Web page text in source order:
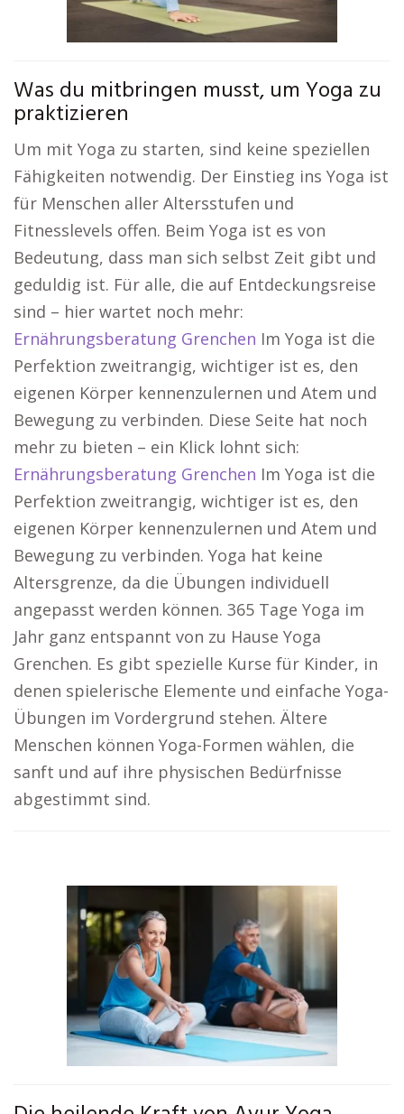
Was du mitbringen musst, um Yoga zu
praktizieren
Um mit Yoga zu starten, sind keine speziellen
Fähigkeiten notwendig. Der Einstieg ins Yoga ist
für Menschen aller Altersstufen und
Fitnesslevels offen. Beim Yoga ist es von
Bedeutung, dass man sich selbst Zeit gibt und
geduldig ist. Für alle, die auf Entdeckungsreise
sind – hier wartet noch mehr:
Ernährungsberatung Grenchen Im Yoga ist die
Perfektion zweitrangig, wichtiger ist es, den
eigenen Körper kennenzulernen und Atem und
Bewegung zu verbinden. Diese Seite hat noch
mehr zu bieten – ein Klick lohnt sich:
Ernährungsberatung Grenchen Im Yoga ist die
Perfektion zweitrangig, wichtiger ist es, den
eigenen Körper kennenzulernen und Atem und
Bewegung zu verbinden. Yoga hat keine
Altersgrenze, da die Übungen individuell
angepasst werden können. 365 Tage Yoga im
Jahr ganz entspannt von zu Hause Yoga
Grenchen. Es gibt spezielle Kurse für Kinder, in
denen spielerische Elemente und einfache Yoga-
Übungen im Vordergrund stehen. Ältere
Menschen können Yoga-Formen wählen, die
sanft und auf ihre physischen Bedürfnisse
abgestimmt sind.